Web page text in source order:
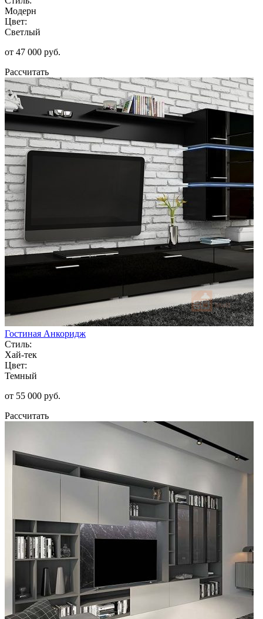
Модерн
Цвет:
Светлый
от 47 000 руб.
Рассчитать
Гостиная Анкоридж
Стиль:
Хай-тек
Цвет:
Темный
от 55 000 руб.
Рассчитать